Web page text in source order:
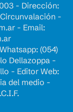
- Dirección:
-
- Email:
Whatsapp: (054)
Dellazoppa -
- Editor Web:
del medio -